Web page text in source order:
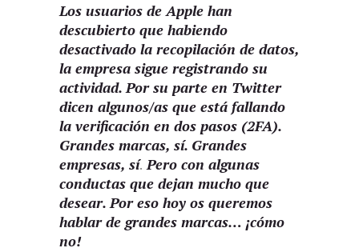
Los usuarios de Apple han
descubierto que habiendo
desactivado la recopilación de datos,
la empresa sigue registrando su
actividad. Por su parte en Twitter
dicen algunos/as que está fallando
la verificación en dos pasos (2FA).
Grandes marcas, sí. Grandes
empresas, sí. Pero con algunas
conductas que dejan mucho que
desear. Por eso hoy os queremos
hablar de grandes marcas… ¡cómo
no!